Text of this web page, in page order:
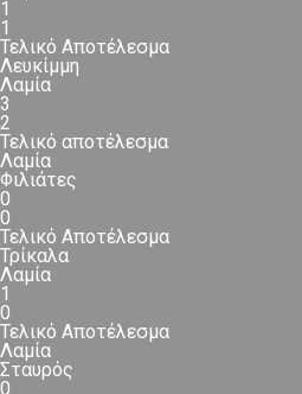
1
1
Τελικό Αποτέλεσμα
Λευκίμμη
Λαμία
3
2
Τελικό αποτέλεσμα
Λαμία
Φιλιάτες
0
0
Τελικό Αποτέλεσμα
Τρίκαλα
Λαμία
1
0
Τελικό Αποτέλεσμα
Λαμία
Σταυρός
0